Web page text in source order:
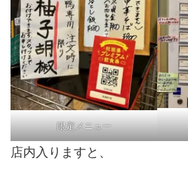
限定メニュー
店内入りますと、